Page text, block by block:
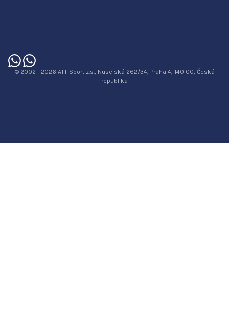
© 2002 - 2026 ATT Sport z.s., Nuselská 262/34, Praha 4, 140 00, Česká
republika